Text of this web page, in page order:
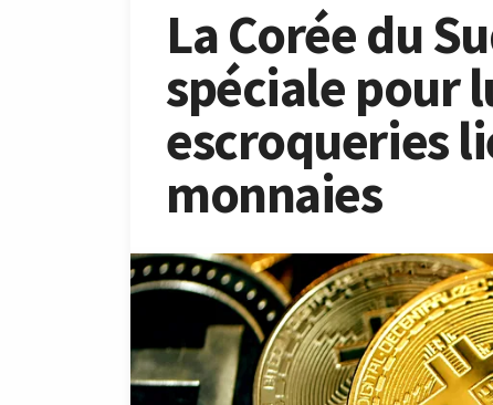
La Corée du
spéciale pour
escroqueries
monnaies